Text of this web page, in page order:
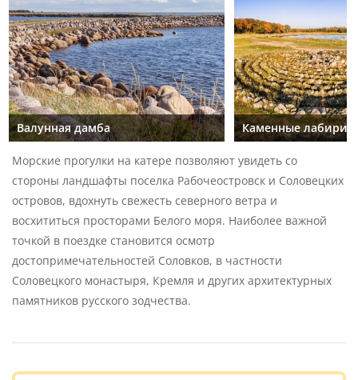
Валунная дамба Каменные
Морские прогулки на катере позволяют увидеть со
стороны ландшафты поселка Рабочеостровск и Соловецких
островов, вдохнуть свежесть северного ветра и
восхититься просторами Белого моря. Наиболее важной
точкой в поездке становится осмотр
достопримечательностей Соловков, в частности
Соловецкого монастыря, Кремля и других архитектурных
памятников русского зодчества.